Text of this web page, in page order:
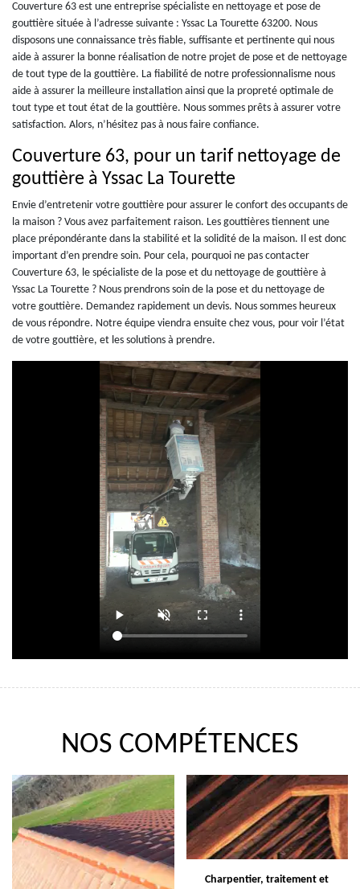
Couverture 63 est une entreprise spécialiste en nettoyage et pose de
gouttière située à l’adresse suivante : Yssac La Tourette 63200. Nous
disposons une connaissance très fiable, suffisante et pertinente qui nous
aide à assurer la bonne réalisation de notre projet de pose et de nettoyage
de tout type de la gouttière. La fiabilité de notre professionnalisme nous
aide à assurer la meilleure installation ainsi que la propreté optimale de
tout type et tout état de la gouttière. Nous sommes prêts à assurer votre
satisfaction. Alors, n’hésitez pas à nous faire confiance.
Couverture 63, pour un tarif nettoyage de
gouttière à Yssac La Tourette
Envie d’entretenir votre gouttière pour assurer le confort des occupants de
la maison ? Vous avez parfaitement raison. Les gouttières tiennent une
place prépondérante dans la stabilité et la solidité de la maison. Il est donc
important d’en prendre soin. Pour cela, pourquoi ne pas contacter
Couverture 63, le spécialiste de la pose et du nettoyage de gouttière à
Yssac La Tourette ? Nous prendrons soin de la pose et du nettoyage de
votre gouttière. Demandez rapidement un devis. Nous sommes heureux
de vous répondre. Notre équipe viendra ensuite chez vous, pour voir l’état
de votre gouttière, et les solutions à prendre.
NOS COMPÉTENCES
Charpentier, traitement et